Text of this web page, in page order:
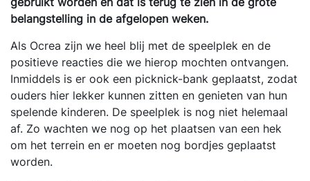
belangstelling in de afgelopen weken.
Als Ocrea zijn we heel blij met de speelplek en de
positieve reacties die we hierop mochten ontvangen.
Inmiddels is er ook een picknick-bank geplaatst, zodat
ouders hier lekker kunnen zitten en genieten van hun
spelende kinderen. De speelplek is nog niet helemaal
af. Zo wachten we nog op het plaatsen van een hek
om het terrein en er moeten nog bordjes geplaatst
worden.